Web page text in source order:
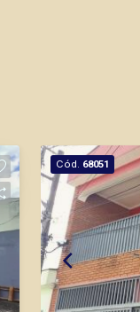
Cód. 68051